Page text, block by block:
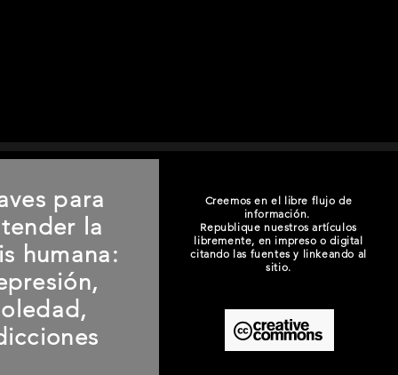
para
la
humana:
Creemos en el libre flujo de
información.
Republique nuestros artículos
libremente, en impreso o digital
citando las fuentes y linkeando al
sitio.